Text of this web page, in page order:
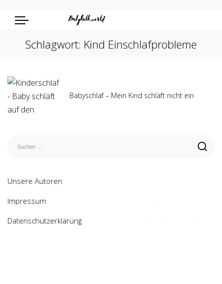
Schlagwort: Kind Einschlafprobleme
Babyschlaf – Mein Kind schläft nicht ein
Unsere Autoren
Impressum
Datenschutzerklärung